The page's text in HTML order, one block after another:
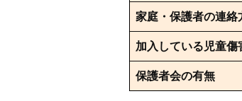
家庭・保護者の連絡
加入している児童傷
保護者会の有無